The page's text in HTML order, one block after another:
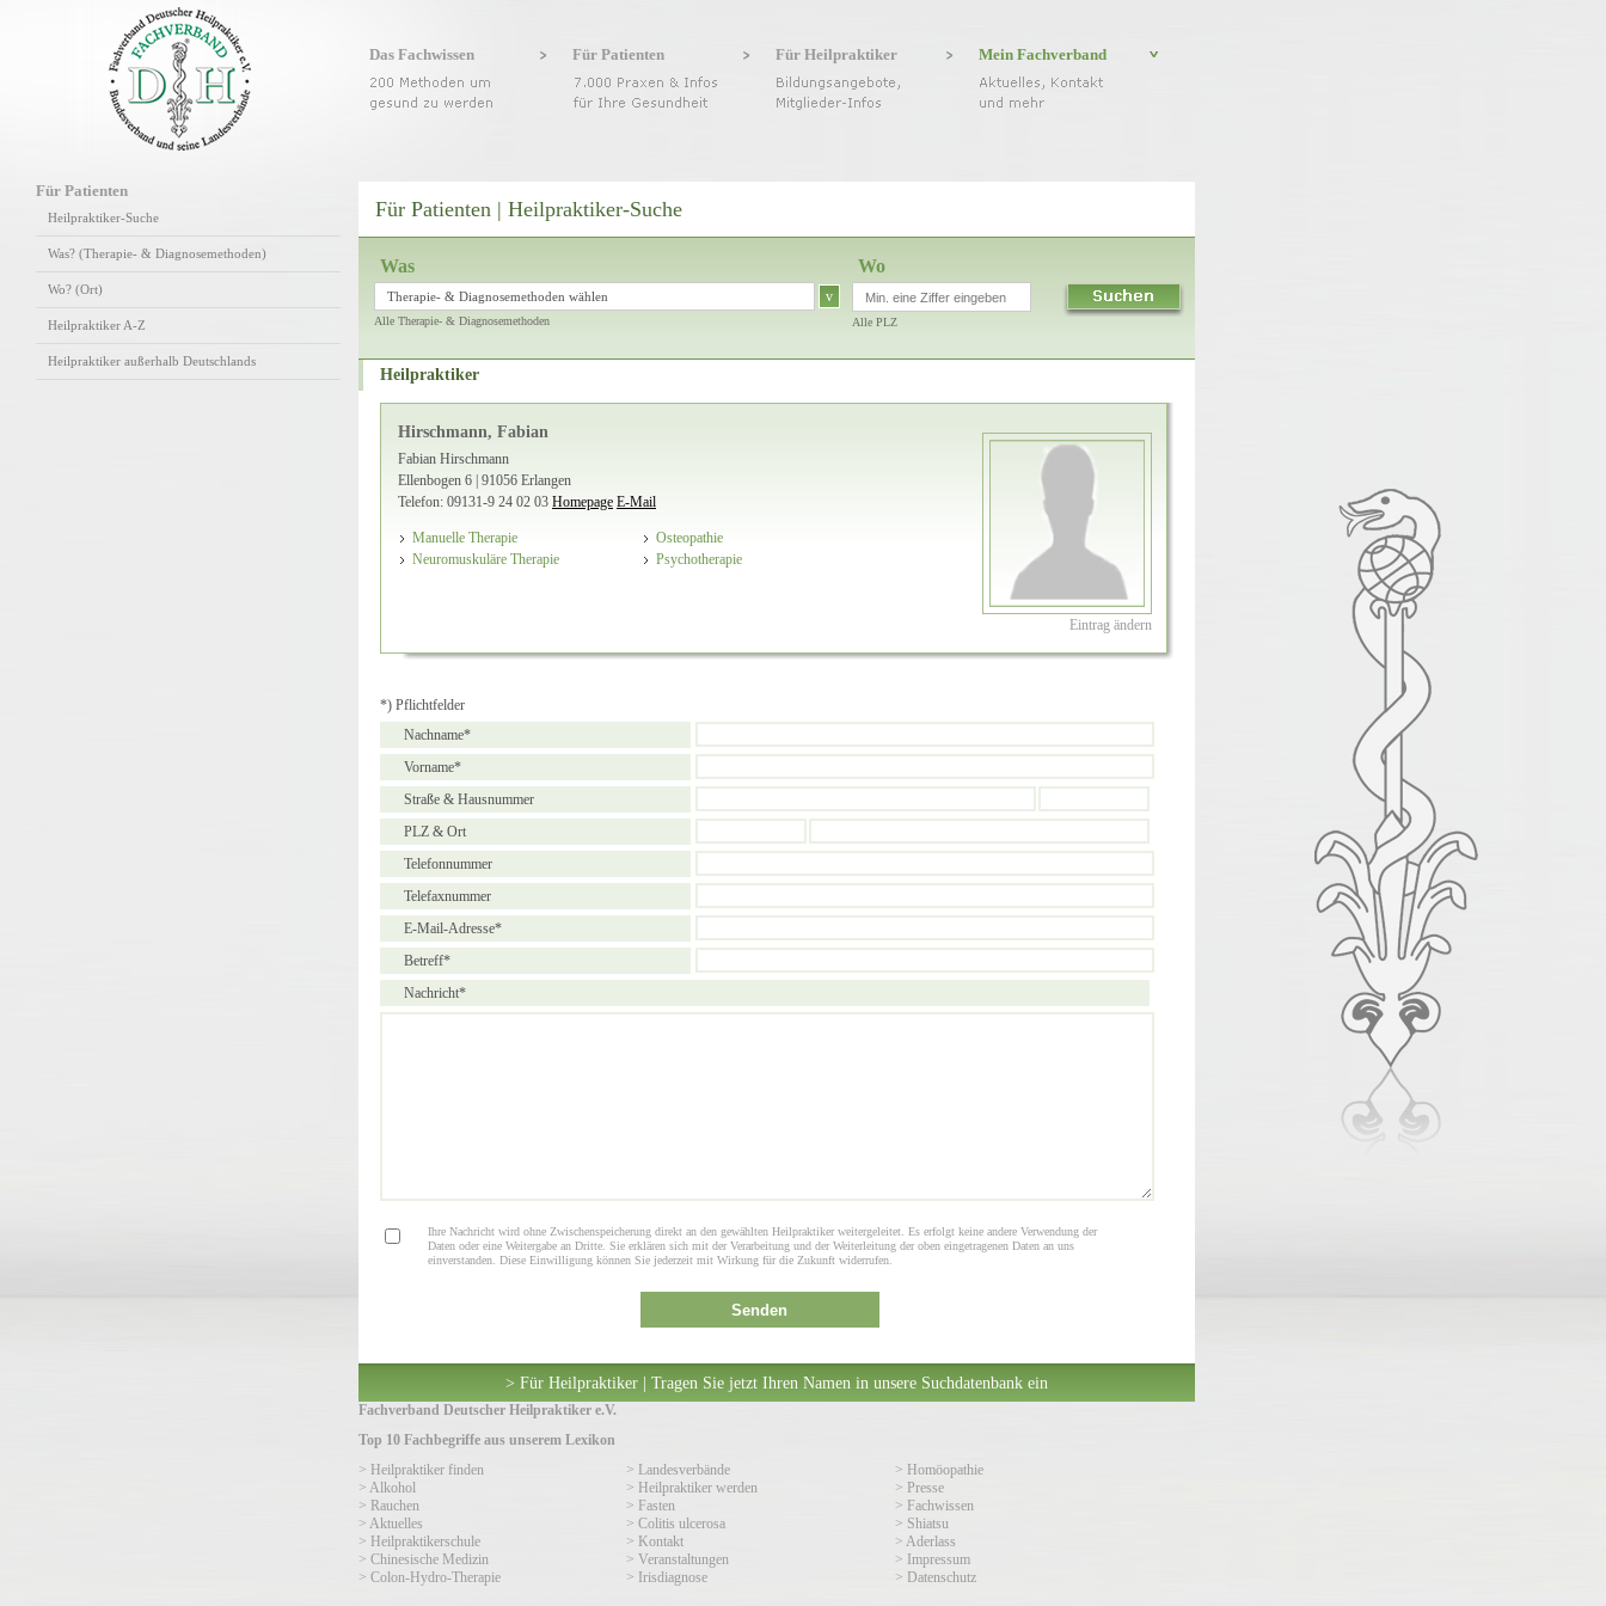
Das Fachwissen Für Patienten Für Heilpraktiker Mein Fachverband
Für Patienten
Heilpraktiker-Suche
Was? (Therapie- & Diagnosemethoden)
Wo? (Ort)
Heilpraktiker A-Z
Heilpraktiker außerhalb Deutschlands
Für Patienten | Heilpraktiker-Suche
Was
Therapie- & Diagnosemethoden wählen v
Alle Therapie- & Diagnosemethoden
Wo
Alle PLZ
Heilpraktiker
Eintrag ändern
Hirschmann, Fabian
Fabian Hirschmann
Ellenbogen 6 | 91056 Erlangen
Telefon: 09131-9 24 02 03 Homepage E-Mail
Manuelle Therapie
Neuromuskuläre Therapie
Osteopathie
Psychotherapie
*) Pflichtfelder
Nachname*
Vorname*
Straße & Hausnummer
PLZ & Ort
Telefonnummer
Telefaxnummer
E-Mail-Adresse*
Betreff*
Nachricht*
Ihre Nachricht wird ohne Zwischenspeicherung direkt an den gewählten Heilpraktiker weitergeleitet. Es erfolgt keine andere Verwendung der
Daten oder eine Weitergabe an Dritte. Sie erklären sich mit der Verarbeitung und der Weiterleitung der oben eingetragenen Daten an uns
einverstanden. Diese Einwilligung können Sie jederzeit mit Wirkung für die Zukunft widerrufen.
Senden
> Für Heilpraktiker | Tragen Sie jetzt Ihren Namen in unsere Suchdatenbank ein
Fachverband Deutscher Heilpraktiker e.V.
Top 10 Fachbegriffe aus unserem Lexikon
> Heilpraktiker finden
> Landesverbände
> Homöopathie
> Alkohol
> Heilpraktiker werden
> Presse
> Rauchen
> Fasten
> Fachwissen
> Aktuelles
> Colitis ulcerosa
> Shiatsu
> Heilpraktikerschule
> Kontakt
> Aderlass
> Chinesische Medizin
> Veranstaltungen
> Impressum
> Colon-Hydro-Therapie
> Irisdiagnose > Datenschutz